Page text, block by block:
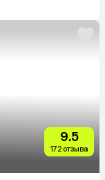
9.5
172 отзыва